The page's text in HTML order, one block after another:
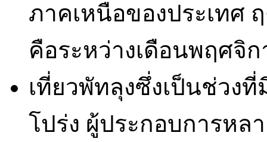
ภาคเหนือของประเทศ
คือระหว่างเดือนพฤศจิ
เที่ยวพัทลุงซึ่งเป็นช่วง
โปร่ง ผู้ประกอบการหล